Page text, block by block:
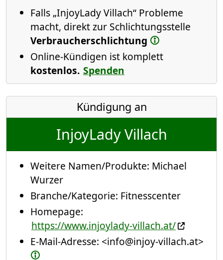
Falls „InjoyLady Villach“ Probleme
macht, direkt zur Schlichtungsstelle
Verbraucherschlichtung
Online-Kündigen ist komplett
kostenlos. Spenden
Kündigung an
InjoyLady Villach
Weitere Namen/Produkte: Michael
Wurzer
Branche/Kategorie: Fitnesscenter
Homepage:
https://www.injoylady-villach.at/
E-Mail-Adresse: <info@injoy-villach.at>